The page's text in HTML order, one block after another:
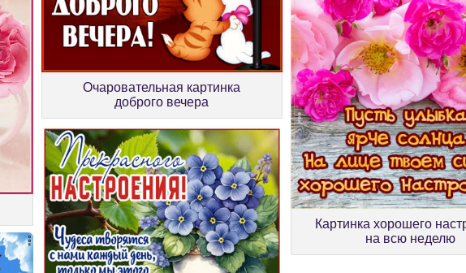
Очаровательная картинка
доброго вечера
Картинка хорошего
на всю неделю